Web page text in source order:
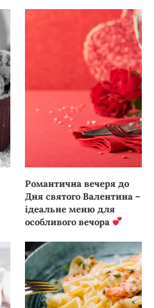
Романтична вечеря до
Дня святого Валентина –
ідеальне меню для
особливого вечора